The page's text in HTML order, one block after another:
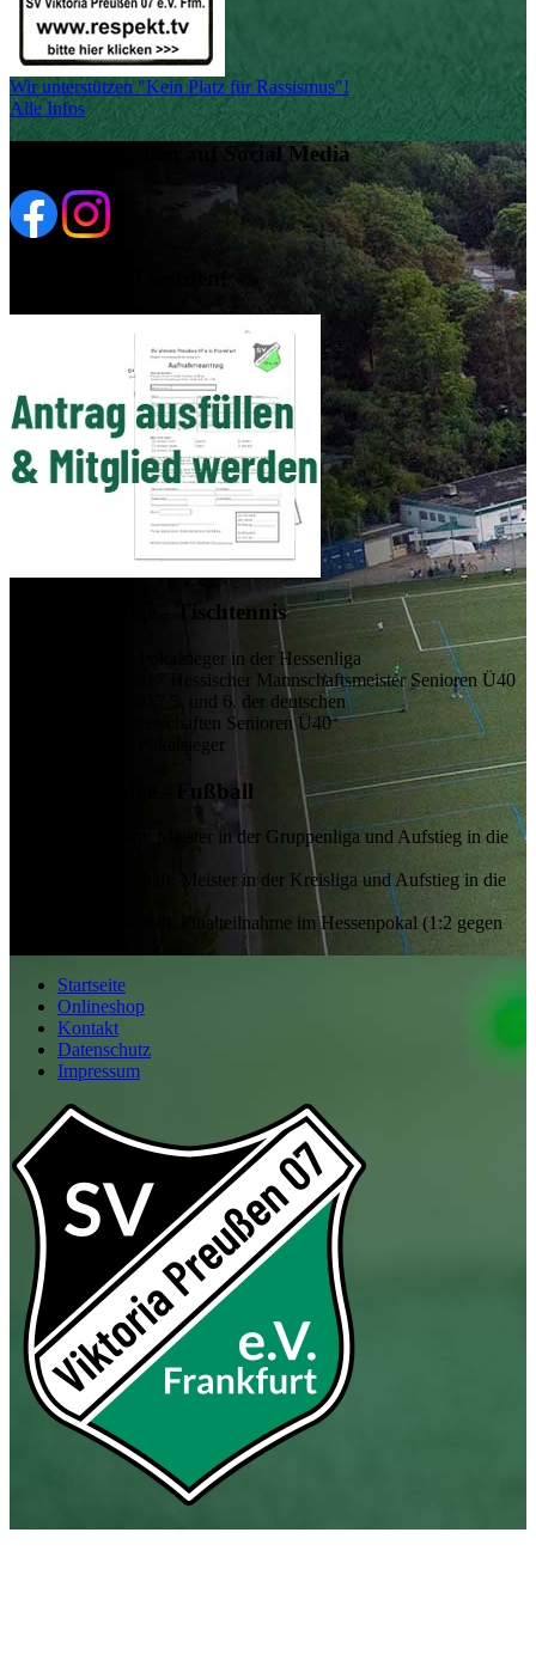
Wir unterstützen "Kein Platz für Rassismus"!
Alle Infos
Viktoria Preußen auf Social Media
Größte Erfolge - Tischtennis
Hessischer Pokalsieger in der Hessenliga
Hessischer Mannschaftsmeister Senioren Ü40
5. und 6. der deutschen
Mannschaftsmeisterschaften Senioren Ü40
Hessischer Pokalsieger
Größte Erfolge - Fußball
Meister in der Gruppenliga und Aufstieg in die
Meister in der Kreisliga und Aufstieg in die
Finalteilnahme im Hessenpokal (1:2 gegen
Startseite
Onlineshop
Kontakt
Datenschutz
Impressum